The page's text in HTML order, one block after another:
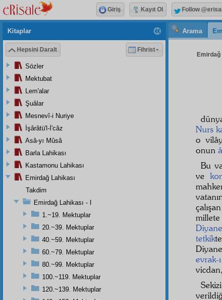
Arama
Emirdağ
Nurs
o
onun
Bu
ve
tetkik
evrak-
Kitaplar
Hepsini Daralt Fihrist
Sözler
Mektubat
Lem'alar
Şuâlar
Mesnevî-i Nuriye
İşârâtü'l-İ'câz
Asâ-yı Mûsâ
Barla Lahikası
Kastamonu Lahikası
Emirdağ Lahikası
Takdim
Emirdağ Lahikası - I
1.~19. Mektuplar
20.~39. Mektuplar
40.~59. Mektuplar
60.~79. Mektuplar
80.~99. Mektuplar
100.~119. Mektuplar
120.~139. Mektuplar
Giriş Kayıt Ol Follow